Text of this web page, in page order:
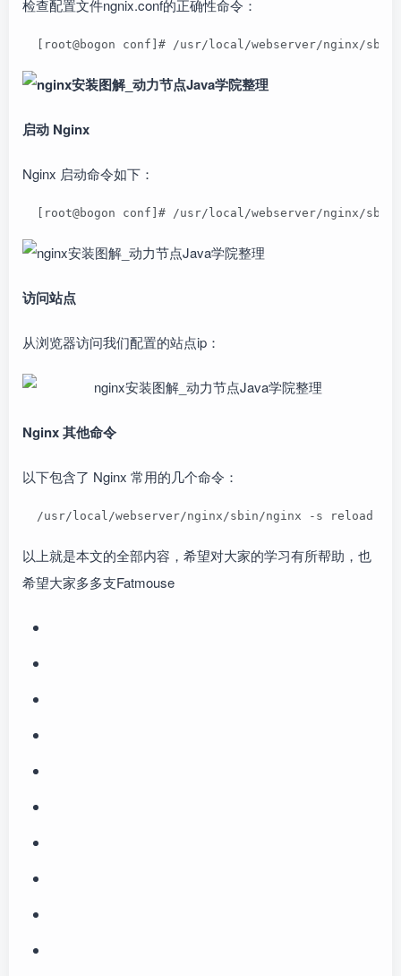
检查配置文件ngnix.conf的正确性命令：
[root@bogon conf]# /usr/local/webserver/nginx/
启动 Nginx
Nginx 启动命令如下：
[root@bogon conf]# /usr/local/webserver/nginx/
访问站点
从浏览器访问我们配置的站点ip：
Nginx 其他命令
以下包含了 Nginx 常用的几个命令：
/usr/local/webserver/nginx/sbin/nginx -s reload
以上就是本文的全部内容，希望对大家的学习有所帮助，也
希望大家多多支Fatmouse